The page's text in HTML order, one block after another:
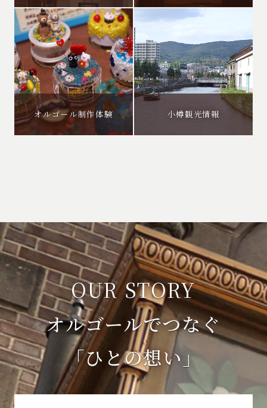
オルゴール制作体験 小樽観光情報
OUR STORY
オルゴールでつなぐ
「ひとの想い」